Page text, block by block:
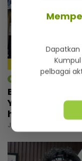
mStar | Berita
Bukan
Yayasan Chow
hati
Jumaat, 31 Julai 2026
pelbagai